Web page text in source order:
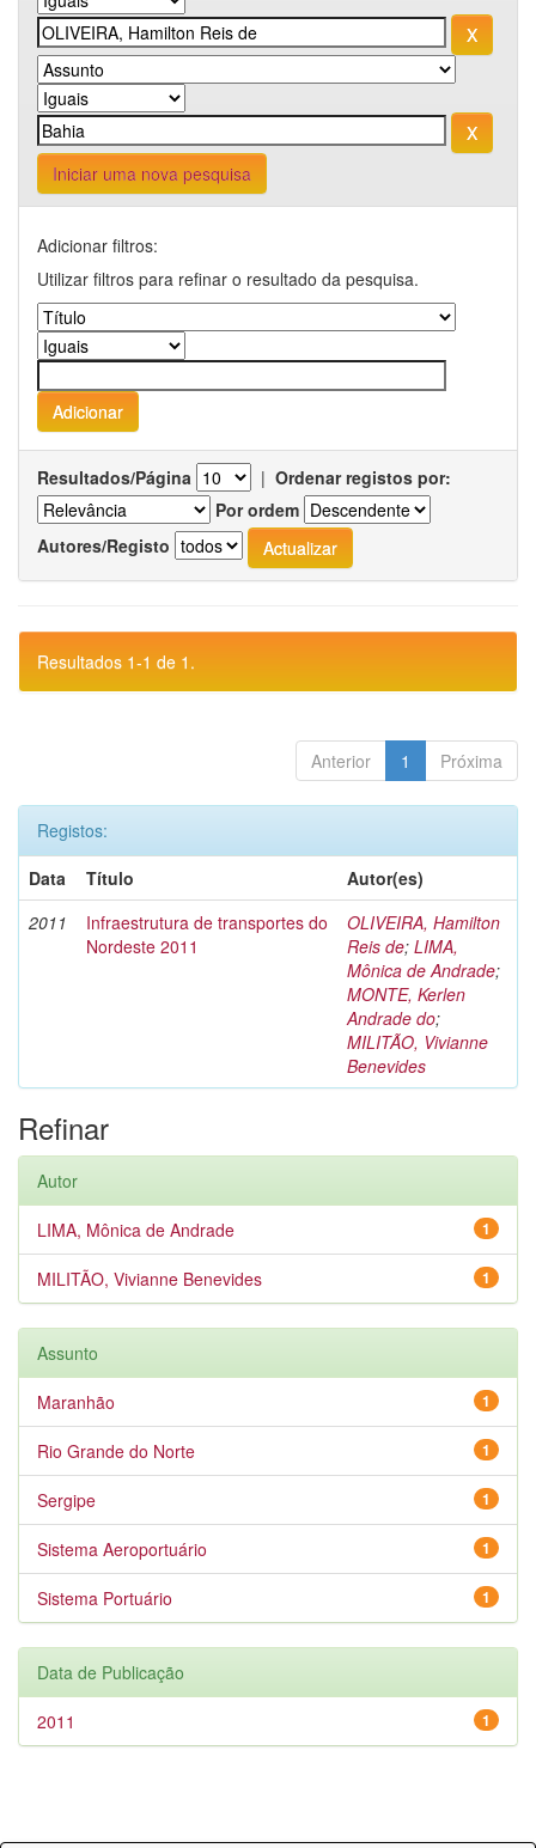
Iniciar uma nova pesquisa
Adicionar filtros:
Utilizar filtros para refinar o resultado da pesquisa.
Resultados/Página | Ordenar registos por:
Por ordem
Autores/Registo
Resultados 1-1 de 1.
Anterior 1 Próxima
Registos:
Data
Título
Autor(es)
2011
Infraestrutura de transportes do
Nordeste 2011
OLIVEIRA, Hamilton
Reis de; LIMA,
Mônica de Andrade;
MONTE, Kerlen
Andrade do;
MILITÃO, Vivianne
Benevides
Refinar
Autor
1
LIMA, Mônica de Andrade
1
MILITÃO, Vivianne Benevides
Assunto
1
Maranhão
1
Rio Grande do Norte
1
Sergipe
1
Sistema Aeroportuário
1
Sistema Portuário
Data de Publicação
1
2011